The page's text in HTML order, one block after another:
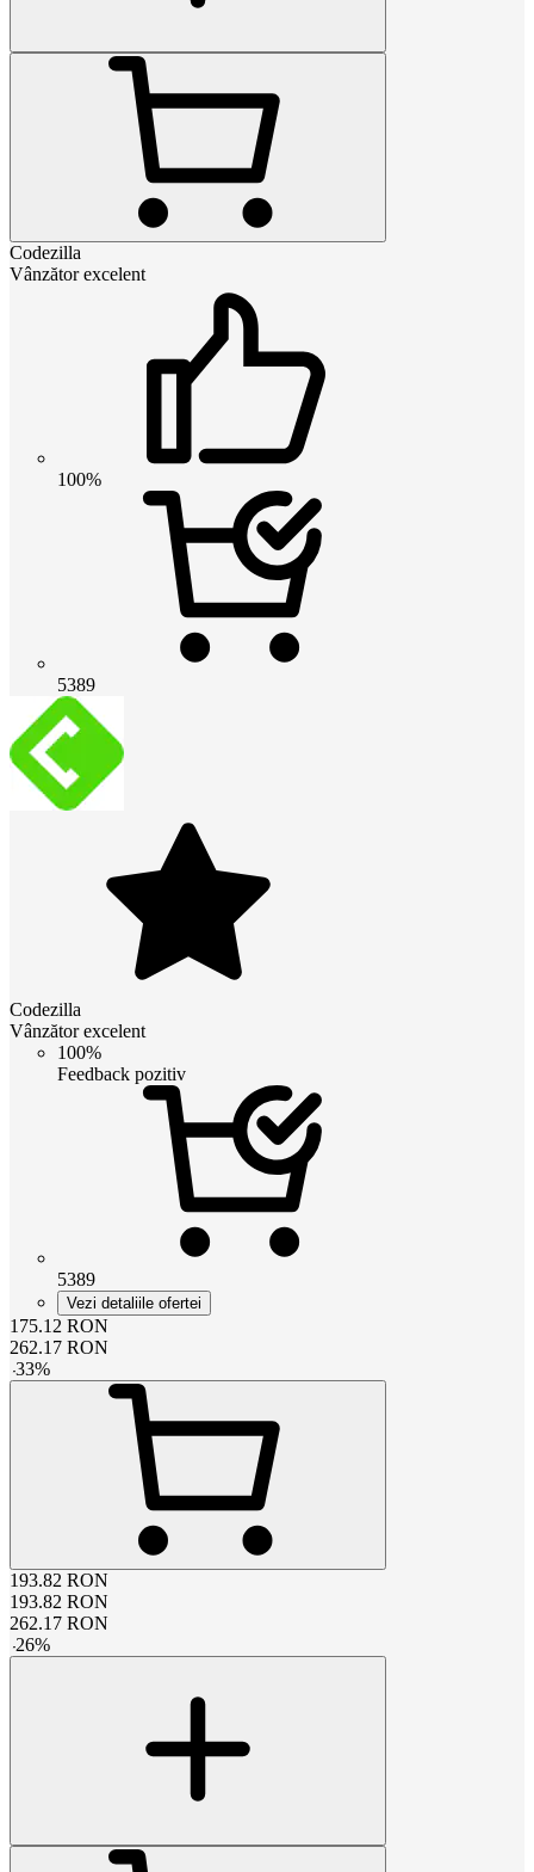
Codezilla
Vânzător excelent
100%
5389
Codezilla
Vânzător excelent
100%
Feedback pozitiv
5389
Vezi detaliile ofertei
175.12 RON
262.17 RON
-33%
193.82 RON
193.82 RON
262.17 RON
-26%